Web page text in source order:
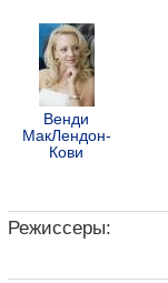
Венди
МакЛендон-
Кови
Режиссеры: